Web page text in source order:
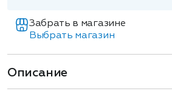
Забрать в магазине
Выбрать магазин
Описание